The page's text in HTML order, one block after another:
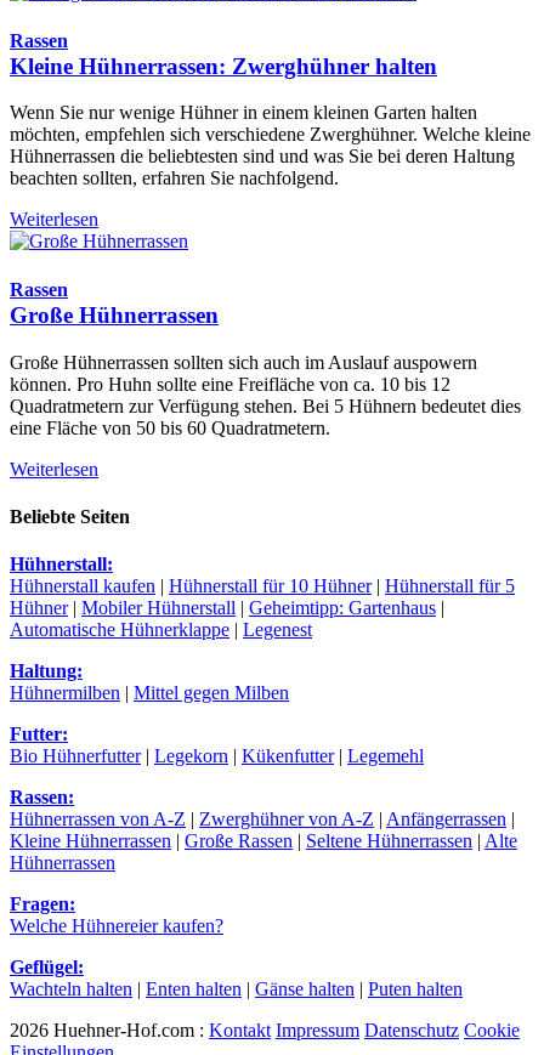
Rassen
Kleine Hühnerrassen: Zwerghühner halten
Wenn Sie nur wenige Hühner in einem kleinen Garten halten
möchten, empfehlen sich verschiedene Zwerghühner. Welche kleine
Hühnerrassen die beliebtesten sind und was Sie bei deren Haltung
beachten sollten, erfahren Sie nachfolgend.
Weiterlesen
Rassen
Große Hühnerrassen
Große Hühnerrassen sollten sich auch im Auslauf auspowern
können. Pro Huhn sollte eine Freifläche von ca. 10 bis 12
Quadratmetern zur Verfügung stehen. Bei 5 Hühnern bedeutet dies
eine Fläche von 50 bis 60 Quadratmetern.
Weiterlesen
Beliebte Seiten
Hühnerstall:
Hühnerstall kaufen | Hühnerstall für 10 Hühner| Hühnerstall für 5
Hühner| Mobiler Hühnerstall | Geheimtipp: Gartenhaus |
Automatische Hühnerklappe | Legenest
Haltung:
Hühnermilben | Mittel gegen Milben
Futter:
Bio Hühnerfutter| Legekorn | Kükenfutter| Legemehl
Rassen:
Hühnerrassen von A-Z | Zwerghühner von A-Z | Anfängerrassen |
Kleine Hühnerrassen | Große Rassen | Seltene Hühnerrassen | Alte
Hühnerrassen
Fragen:
Welche Hühnereier kaufen?
Geflügel:
Wachteln halten | Enten halten | Gänse halten | Puten halten
2026 Huehner-Hof.com : Kontakt Impressum Datenschutz Cookie